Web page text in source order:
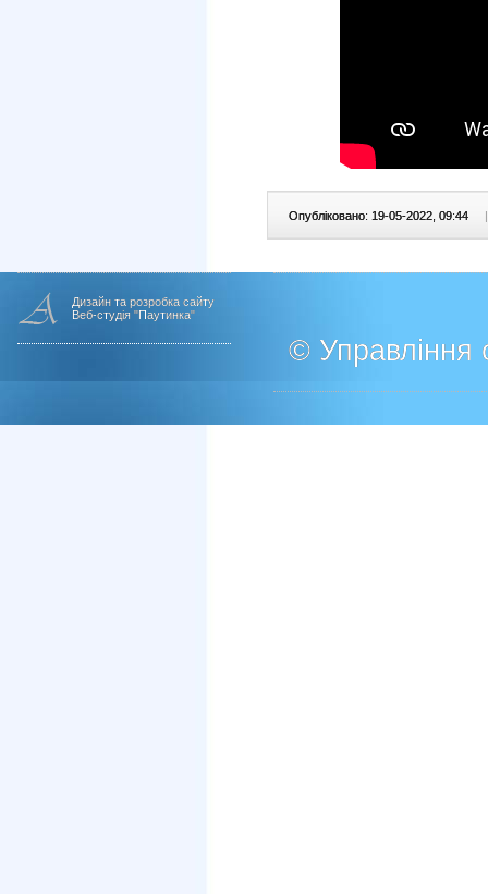
Опубліковано: 19-05-2022, 09:44 |
Дизайн та розробка сайту
Веб-студія "Паутинка"
© Управління